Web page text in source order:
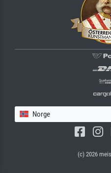
Norge
(c) 2026